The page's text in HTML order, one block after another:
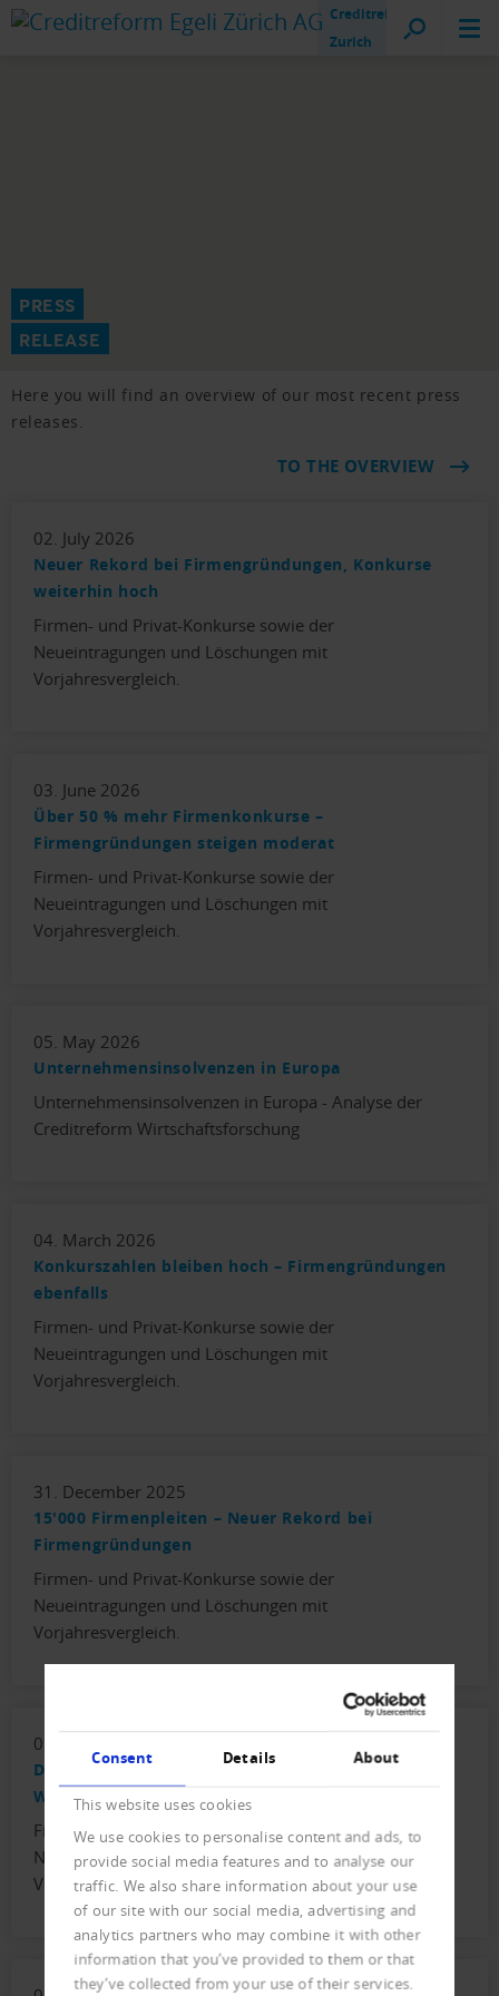
Consent Details About
This website uses cookies
We use cookies to personalise content and ads, to
provide social media features and to analyse our
traffic. We also share information about your use
of our site with our social media, advertising and
analytics partners who may combine it with other
information that you’ve provided to them or that
they’ve collected from your use of their services.
Creditreform
Zurich
PRESS
RELEASE
Here you will find an overview of our most recent press
releases.
TO THE OVERVIEW
02. July 2026
Neuer Rekord bei Firmengründungen, Konkurse
weiterhin hoch
Firmen- und Privat-Konkurse sowie der
Neueintragungen und Löschungen mit
Vorjahresvergleich.
03. June 2026
Über 50 % mehr Firmenkonkurse –
Firmengründungen steigen moderat
Firmen- und Privat-Konkurse sowie der
Neueintragungen und Löschungen mit
Vorjahresvergleich.
05. May 2026
Unternehmensinsolvenzen in Europa
Unternehmensinsolvenzen in Europa - Analyse der
Creditreform Wirtschaftsforschung
04. March 2026
Konkurszahlen bleiben hoch – Firmengründungen
ebenfalls
Firmen- und Privat-Konkurse sowie der
Neueintragungen und Löschungen mit
Vorjahresvergleich.
31. December 2025
15'000 Firmenpleiten – Neuer Rekord bei
Firmengründungen
Firmen- und Privat-Konkurse sowie der
Neueintragungen und Löschungen mit
Vorjahresvergleich.
09. September 2025
Die neue Normalität – 55 Firmenpleiten pro
Werktag
Firmen- und Privat-Konkurse sowie der
Neueintragungen und Löschungen mit
Vorjahresvergleich.